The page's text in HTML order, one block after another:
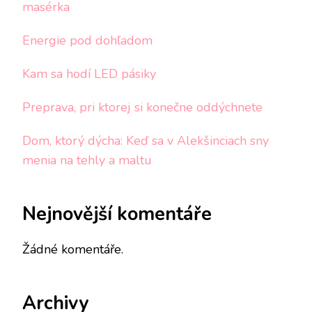
masérka
Energie pod dohľadom
Kam sa hodí LED pásiky
Preprava, pri ktorej si konečne oddýchnete
Dom, ktorý dýcha: Keď sa v Alekšinciach sny
menia na tehly a maltu
Nejnovější komentáře
Žádné komentáře.
Archivy